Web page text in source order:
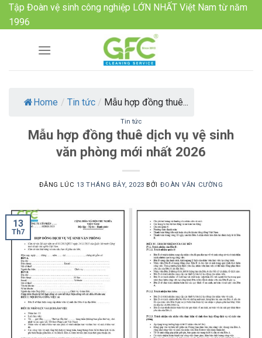
SkipTập Đoàn vệ sinh công nghiệp LỚN NHẤT Việt Nam từ năm
1996
Home / Tin tức / Mẫu hợp đồng thuê...
Tin tức
Mẫu hợp đồng thuê dịch vụ vệ sinh
văn phòng mới nhất 2026
ĐĂNG LÚC 13 THÁNG BẢY, 2023 BỞI ĐOÀN VĂN CƯỜNG
13
Th7